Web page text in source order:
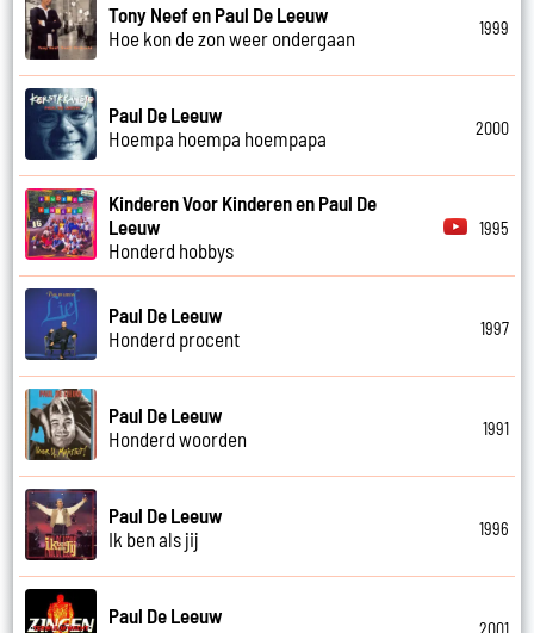
Tony Neef en Paul De Leeuw
Hoe kon de zon weer ondergaan
1999
Paul De Leeuw
Hoempa hoempa hoempapa
2000
Kinderen Voor Kinderen en Paul De
Leeuw
Honderd hobbys
1995
Paul De Leeuw
Honderd procent
1997
Paul De Leeuw
Honderd woorden
1991
Paul De Leeuw
Ik ben als jij
1996
Paul De Leeuw
2001